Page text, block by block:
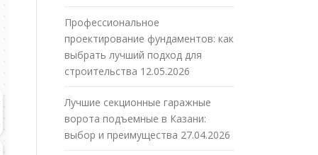
Профессиональное
проектирование фундаментов: как
выбрать лучший подход для
строительства 12.05.2026
Лучшие секционные гаражные
ворота подъемные в Казани:
выбор и преимущества 27.04.2026